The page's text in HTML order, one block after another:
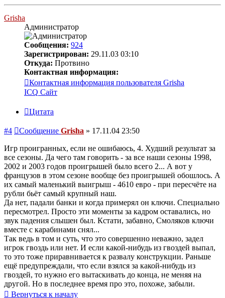
Grisha
Администратор
Сообщения: 924
Зарегистрирован: 29.11.03 03:10
Откуда: Протвино
Контактная информация:
Контактная информация пользователя Grisha
ICQ Сайт
Цитата
#4 Сообщение Grisha » 17.11.04 23:50
Игр проигранных, если не ошибаюсь, 4. Худший результат за
все сезоны. Да чего там говорить - за все наши сезоны 1998,
2002 и 2003 годов проигрышей было всего 2... А вот у
французов в этом сезоне вообще без проигрышей обошлось. А
их самый маленький выигрыш - 4610 евро - при пересчёте на
рубли бьёт самый крупный наш.
Да нет, падали банки и когда примерял он ключи. Специально
пересмотрел. Просто эти моменты за кадром оставались, но
звук падения слышен был. Кстати, забавно, Смоляков ключи
вместе с карабинами снял...
Так ведь в том и суть, что это совершенно неважно, задел
игрок гвоздь или нет. И если какой-нибудь из гвоздей выпал,
то это тоже приравнивается к развалу конструкции. Раньше
ещё предупреждали, что если взялся за какой-нибудь из
гвоздей, то нужно его вытаскивать до конца, не меняя на
другой. Но в последнее время про это, похоже, забыли.
Вернуться к началу